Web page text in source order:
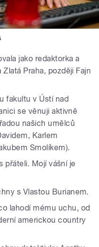
jako redaktorka a
Praha, později Fajn
fakultu v Ústí nad
se věnuji aktivně
našich umělců
Karlem
Smolíkem).
přáteli. Mojí vášní je
s Vlastou Burianem.
lahodí mému uchu, od
americkou country